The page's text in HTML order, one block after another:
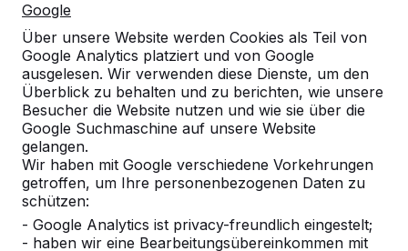
Google
Über unsere Website werden Cookies als Teil von
Google Analytics platziert und von Google
ausgelesen. Wir verwenden diese Dienste, um den
Überblick zu behalten und zu berichten, wie unsere
Besucher die Website nutzen und wie sie über die
Google Suchmaschine auf unsere Website
gelangen.
Wir haben mit Google verschiedene Vorkehrungen
getroffen, um Ihre personenbezogenen Daten zu
schützen:
- Google Analytics ist privacy-freundlich eingestelt;
- haben wir eine Bearbeitungsübereinkommen mit
Unsere Produkte finden Sie in ganz Europa
und darüber hinaus. Sehen Sie hier, wo Sie
ein HeBlad-Produkt in Ihrer Nähe finden.
Produkt
Alles anzeigen
Kategorie
Alles anzeigen